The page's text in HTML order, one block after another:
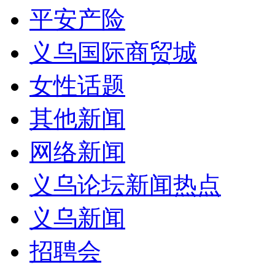
平安产险
义乌国际商贸城
女性话题
其他新闻
网络新闻
义乌论坛新闻热点
义乌新闻
招聘会